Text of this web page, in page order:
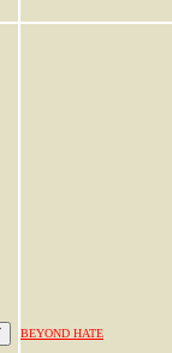
BEYOND HATE